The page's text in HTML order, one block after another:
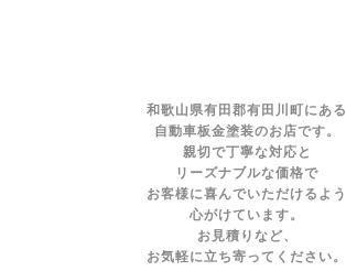
和歌山県有田郡有田川町にある
自動車板金塗装のお店です。
親切で丁寧な対応と
リーズナブルな価格で
お客様に喜んでいただけるよう
心がけています。
お見積りなど、
お気軽に立ち寄ってください。